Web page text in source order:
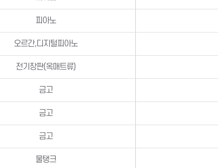
피아노
오르간,디지털피아노
전기장판(옥매트류)
금고
금고
금고
물탱크